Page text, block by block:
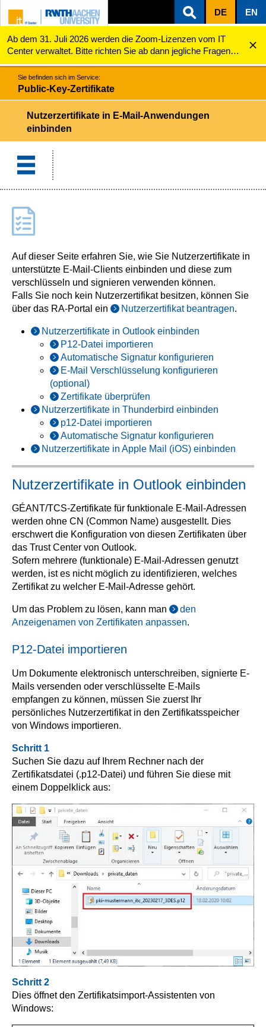
ZUM INHALTSBEREICH
ZUR HAUPTNAVIGATION
ZUR SUCHE
DE EN
Ab dem 31. Juli 2026 werden die Zoom-Lizenzen vom IT
Center verwaltet. Bitte richten Sie ab dann jegliche Fragen
zu den Zoom-Lizenzen (z.B. Probleme mit dem Login) an
servicedesk@itc.rwth-aachen.de.
Public-Key-Zertifikate Nutzerzertifikate einbinden
Sie befinden sich im Service:
Public-Key-Zertifikate
Nutzerzertifikate in E-Mail-Anwendungen
einbinden
Auf dieser Seite erfahren Sie, wie Sie Nutzerzertifikate in
unterstützte E-Mail-Clients einbinden und diese zum
verschlüsseln und signieren verwenden können.
Falls Sie noch kein Nutzerzertifikat besitzen, können Sie
über das RA-Portal ein
Nutzerzertifikat beantragen.
Nutzerzertifikate in Outlook einbinden
P12-Datei importieren
Automatische Signatur konfigurieren
E-Mail Verschlüsselung konfigurieren
(optional)
Zertifikate überprüfen
Nutzerzertifikate in Thunderbird einbinden
p12-Datei importieren
Automatische Signatur konfigurieren
Nutzerzertifikate in Apple Mail (iOS) einbinden
Nutzerzertifikate in Outlook einbinden
GÉANT/TCS-Zertifikate für funktionale E-Mail-Adressen
werden ohne CN (Common Name) ausgestellt. Dies
erschwert die Konfiguration von diesen Zertifikaten über
das Trust Center von Outlook.
Sofern mehrere (funktionale) E-Mail-Adressen genutzt
werden, ist es nicht möglich zu identifizieren, welches
Zertifikat zu welcher E-Mail-Adresse gehört.
Um das Problem zu lösen, kann man
den
Anzeigenamen von Zertifikaten anpassen.
P12-Datei importieren
Um Dokumente elektronisch unterschreiben, signierte E-
Mails versenden oder verschlüsselte E-Mails
empfangen zu können, müssen Sie zuerst Ihr
persönliches Nutzerzertifikat in den Zertifikatsspeicher
von Windows importieren.
Schritt 1
Suchen Sie dazu auf Ihrem Rechner nach der
Zertifikatsdatei (.p12-Datei) und führen Sie diese mit
einem Doppelklick aus:
Schritt 2
Dies öffnet den Zertifikatsimport-Assistenten von
Windows: